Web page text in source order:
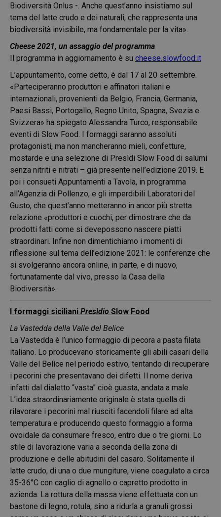
Biodiversità Onlus -. Anche quest’anno insistiamo sul
tema del latte crudo e dei naturali, che rappresenta una
biodiversità invisibile, ma fondamentale per la vita».
Cheese 2021, un assaggio del programma
Il programma in aggiornamento è su cheese.slowfood.it
L’appuntamento, come detto, è dal 17 al 20 settembre.
«Parteciperanno produttori e affinatori italiani e
internazionali, provenienti da Belgio, Francia, Germania,
Paesi Bassi, Portogallo, Regno Unito, Spagna, Svezia e
Svizzera» ha spiegato Alessandra Turco, responsabile
eventi di Slow Food. I formaggi saranno assoluti
protagonisti, ma non mancheranno mieli, confetture,
mostarde e una selezione di Presìdi Slow Food di salumi
senza nitriti e nitrati – già presente nell’edizione 2019. E
poi i consueti Appuntamenti a Tavola, in programma
all’Agenzia di Pollenzo, e gli imperdibili Laboratori del
Gusto, che quest’anno metteranno in ancor più stretta
relazione «produttori e cuochi, per dimostrare che da
prodotti fatti come si devepossono nascere piatti
straordinari. Infine non dimentichiamo i momenti di
riflessione sul tema dell’edizione 2021: le conferenze che
si svolgeranno ancora online, in parte, e di nuovo,
fortunatamente dal vivo, presso la Casa della
Biodiversità».
I formaggi siciliani Presìdio Slow Food
La Vastedda della Valle del Belice
La Vastedda è l’unico formaggio di pecora a pasta filata
italiano. Lo producevano storicamente gli abili casari della
Valle del Belìce nel periodo estivo, tentando di recuperare
i pecorini che presentavano dei difetti. Il nome deriva
infatti dal dialetto “vasta” cioè guasta, andata a male.
L’idea straordinariamente originale è stata quella di
rilavorare i pecorini mal riusciti facendoli filare ad alta
temperatura e producendo questo formaggio a forma
ovoidale da consumare fresco, entro due o tre giorni. Lo
stile di lavorazione varia a seconda della zona di
produzione e delle abitudini del casaro. Solitamente il
latte crudo, di una o due mungiture, viene coagulato a circa
35-36°C con caglio di agnello o capretto prodotto in
azienda. La rottura della massa viene effettuata con un
bastone di legno, rotula, sino a ridurla a granuli grossi